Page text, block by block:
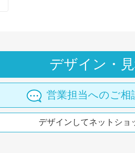
デザイン・
営業担当へのご相
デザインしてネットショ